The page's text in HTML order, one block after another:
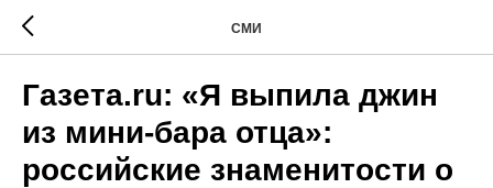
СМИ
Газета.ru: «Я выпила джин
из мини-бара отца»:
российские знаменитости о